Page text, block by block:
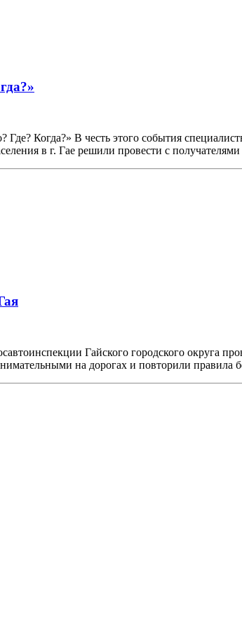
Где? Когда?» В честь этого события
в г. Гае решили провести с
Гайского городского округа
на дорогах и повторили правила